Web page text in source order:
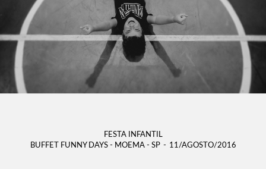
FESTA INFANTIL
BUFFET FUNNY DAYS - MOEMA - SP
11/AGOSTO/2016